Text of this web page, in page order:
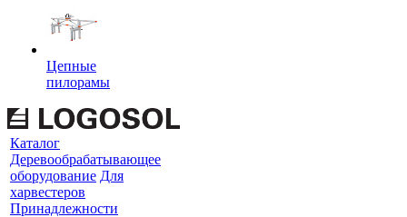
Цепные
пилорамы
Каталог
Деревообрабатывающее
оборудование Для
харвестеров
Принадлежности